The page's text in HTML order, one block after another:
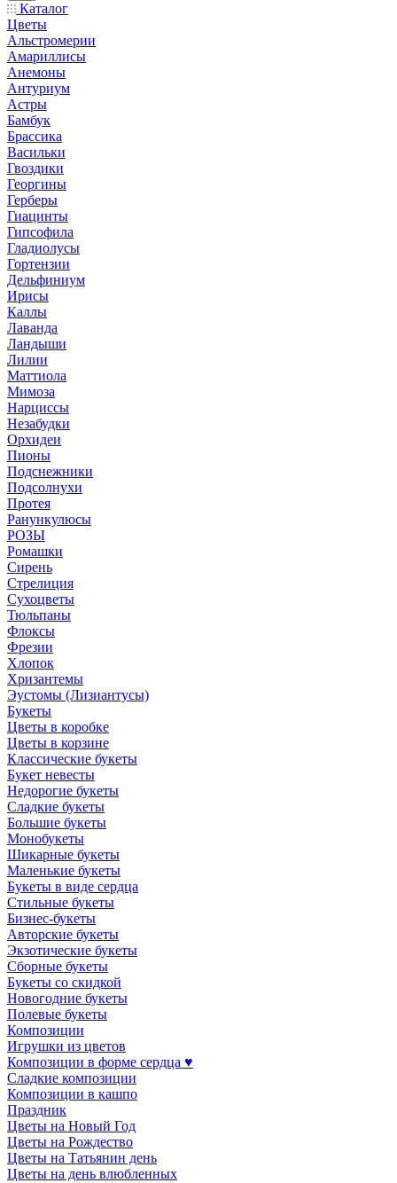
Каталог
Цветы
Альстромерии
Амариллисы
Анемоны
Антуриум
Астры
Бамбук
Брассика
Васильки
Гвоздики
Георгины
Герберы
Гиацинты
Гипсофила
Гладиолусы
Гортензии
Дельфиниум
Ирисы
Каллы
Лаванда
Ландыши
Лилии
Маттиола
Мимоза
Нарциссы
Незабудки
Орхидеи
Пионы
Подснежники
Подсолнухи
Протея
Ранункулюсы
РОЗЫ
Ромашки
Сирень
Стрелиция
Сухоцветы
Тюльпаны
Флоксы
Фрезии
Хлопок
Хризантемы
Эустомы (Лизиантусы)
Букеты
Цветы в коробке
Цветы в корзине
Классические букеты
Букет невесты
Недорогие букеты
Сладкие букеты
Большие букеты
Монобукеты
Шикарные букеты
Маленькие букеты
Букеты в виде сердца
Стильные букеты
Бизнес-букеты
Авторские букеты
Экзотические букеты
Сборные букеты
Букеты со скидкой
Новогодние букеты
Полевые букеты
Композиции
Игрушки из цветов
Композиции в форме сердца ♥
Сладкие композиции
Композиции в кашпо
Праздник
Цветы на Новый Год
Цветы на Рождество
Цветы на Татьянин день
Цветы на день влюбленных